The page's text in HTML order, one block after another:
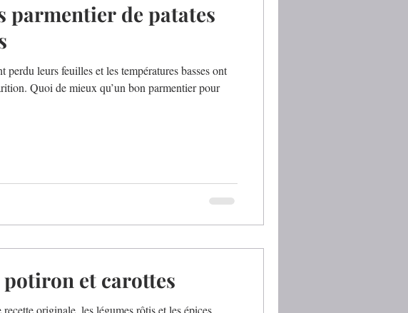
parmentier de patates
perdu leurs feuilles et les températures basses ont
Quoi de mieux qu’un bon parmentier pour
potiron et carottes
recette originale, les légumes rôtis et les épices